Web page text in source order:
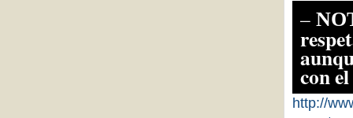
–
con
http://